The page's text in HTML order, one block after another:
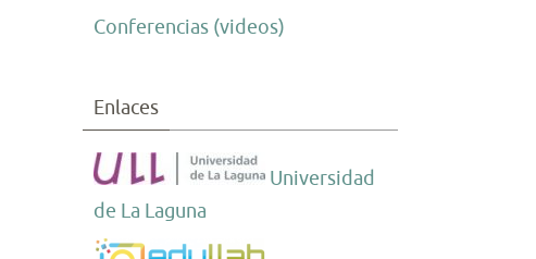
Conferencias (videos)
Enlaces
Universidad
de La Laguna